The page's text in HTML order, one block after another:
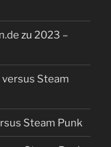
zu 2023 –
versus Steam
Steam Punk